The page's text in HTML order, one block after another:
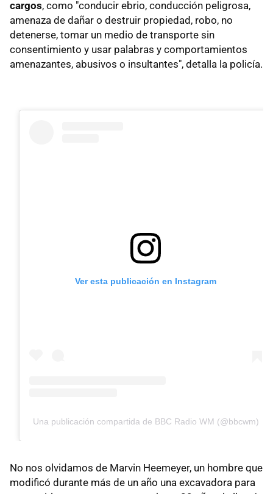
cargos, como "conducir ebrio, conducción peligrosa,
amenaza de dañar o destruir propiedad, robo, no
detenerse, tomar un medio de transporte sin
consentimiento y usar palabras y comportamientos
amenazantes, abusivos o insultantes", detalla la policía.
Ver esta publicación en Instagram
Una publicación compartida de BBC Radio WM (@bbcwm)
No nos olvidamos de Marvin Heemeyer, un hombre que
modificó durante más de un año una excavadora para